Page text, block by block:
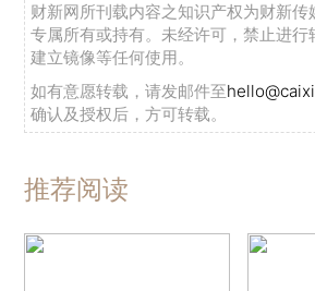
财新网所刊载内容之知识产权为财新传
专属所有或持有。未经许可，禁止进行
建立镜像等任何使用。
如有意愿转载，请发邮件至
确认及授权后，方可转载。
推荐阅读